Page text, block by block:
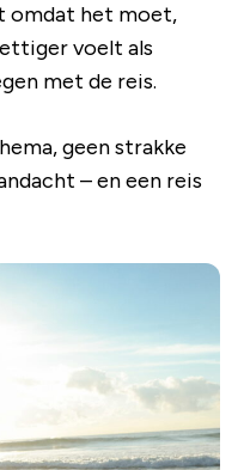
omdat het moet,
voelt als
met de reis.
geen strakke
– en een reis